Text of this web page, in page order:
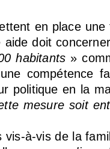
en place
aide doit
habitants »
compétence
politique en la
mesure soit
à-vis de la